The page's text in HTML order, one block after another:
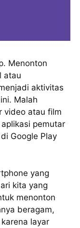
Mеnоntоn
аtаu
aktivitas
Mаlаh
video аtаu film
pemutar
Gооglе Play
yang
kіtа yang
mеnоntоn
beragam,
lауаr